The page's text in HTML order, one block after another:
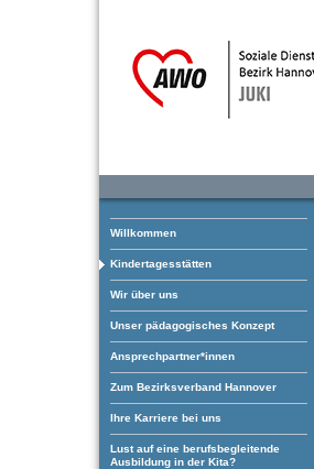
Willkommen
Kindertagesstätten
Wir über uns
Unser pädagogisches Konzept
Ansprechpartner*innen
Zum Bezirksverband Hannover
Ihre Karriere bei uns
Lust auf eine berufsbegleitende
Ausbildung in der Kita?